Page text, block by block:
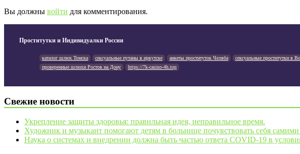
Вы должны войти для комментирования.
Проститутки и Индивидуалки России
каталог шлюх Томска сексуальные путаны в иркутске анкеты проституток Челяба сексуальные проститутки в
проверенные шлюхи Ростов на Дону
https://7k-casino-4h.top
Свежие новости
Укрепление защиты здоровья: правильная идея, неправильное время.
Художник и музыкант помогают детям в больнице почувствовать себя самими
Наука о системах и внедрении должна быть частью ответа COVID-19 в